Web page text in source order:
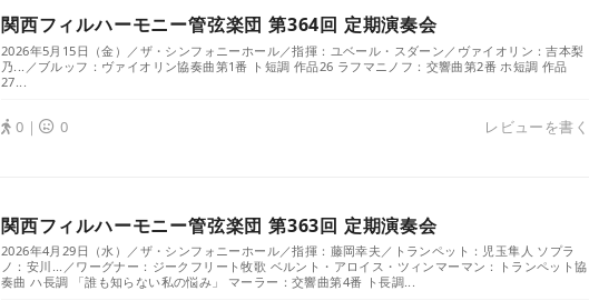
関西フィルハーモニー管弦楽団 第364回 定期演奏会
2026年5月15日（金）／ザ・シンフォニーホール／指揮：ユベール・スダーン／ヴァイオリン：吉本梨
乃...／ブルッフ：ヴァイオリン協奏曲第1番 ト短調 作品26 ラフマニノフ：交響曲第2番 ホ短調 作品
27...
0｜ 0 レビューを書く
関西フィルハーモニー管弦楽団 第363回 定期演奏会
2026年4月29日（水）／ザ・シンフォニーホール／指揮：藤岡幸夫／トランペット：児玉隼人 ソプラ
ノ：安川...／ワーグナー：ジークフリート牧歌 ベルント・アロイス・ツィンマーマン：トランペット協
奏曲 ハ長調 「誰も知らない私の悩み」 マーラー：交響曲第4番 ト長調...